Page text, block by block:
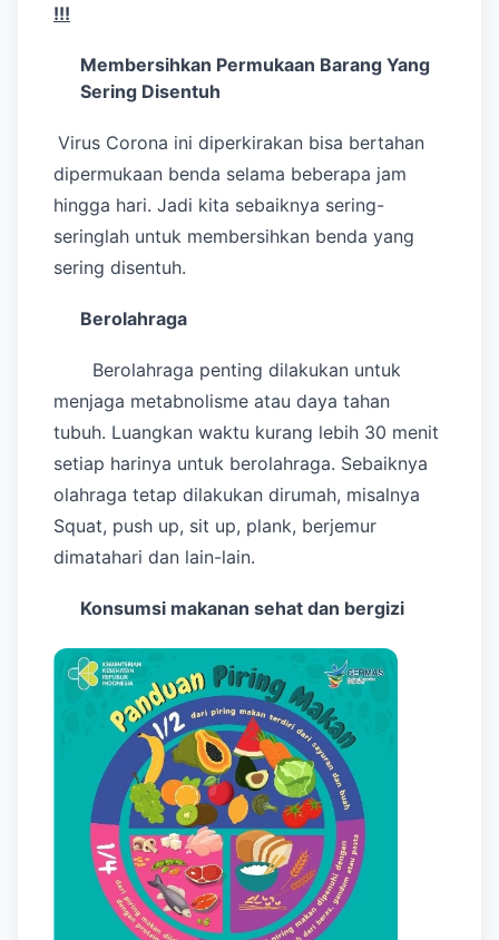
!!!
Membersihkan Permukaan Barang Yang
Sering Disentuh
Virus Corona ini diperkirakan bisa bertahan
dipermukaan benda selama beberapa jam
hingga hari. Jadi kita sebaiknya sering-
seringlah untuk membersihkan benda yang
sering disentuh.
Berolahraga
Berolahraga penting dilakukan untuk
menjaga metabnolisme atau daya tahan
tubuh. Luangkan waktu kurang lebih 30 menit
setiap harinya untuk berolahraga. Sebaiknya
olahraga tetap dilakukan dirumah, misalnya
Squat, push up, sit up, plank, berjemur
dimatahari dan lain-lain.
Konsumsi makanan sehat dan bergizi